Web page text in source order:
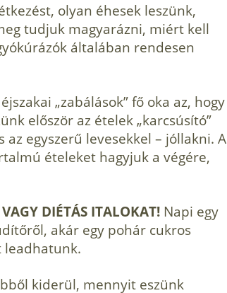
olyan éhesek leszünk,
tudjuk magyarázni, miért kell
általában rendesen
„zabálások” fő oka az, hogy
először az ételek „karcsúsító”
az egyszerű levesekkel – jóllakni. A
ételeket hagyjuk a végére,
DIÉTÁS ITALOKAT! Napi egy
akár egy pohár cukros
leadhatunk.
kiderül, mennyit eszünk